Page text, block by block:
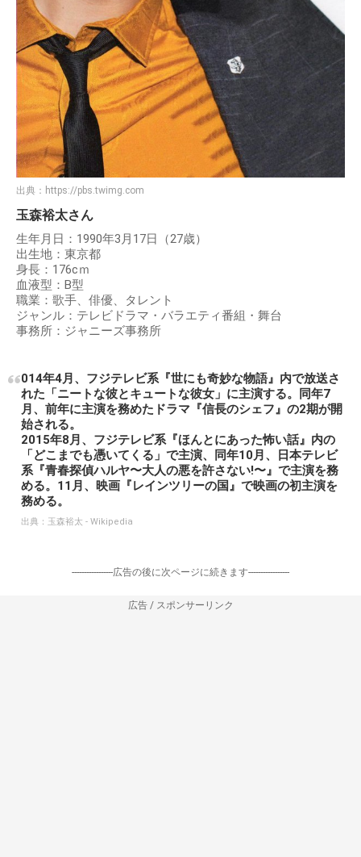
出典： https://pbs.twimg.com
玉森裕太さん
生年月日：1990年3月17日（27歳）
出生地：東京都
身長：176cｍ
血液型：B型
職業：歌手、俳優、タレント
ジャンル：テレビドラマ・バラエティ番組・舞台
事務所：ジャニーズ事務所
014年4月、フジテレビ系『世にも奇妙な物語』内で放送さ
れた「ニートな彼とキュートな彼女」に主演する。同年7
月、前年に主演を務めたドラマ『信長のシェフ』の2期が開
始される。
2015年8月、フジテレビ系『ほんとにあった怖い話』内の
「どこまでも憑いてくる」で主演、同年10月、日本テレビ
系『青春探偵ハルヤ〜大人の悪を許さない!〜』で主演を務
める。11月、映画『レインツリーの国』で映画の初主演を
務める。
出典： 玉森裕太 - Wikipedia
-----------------広告の後に次ページに続きます-----------------
広告 / スポンサーリンク